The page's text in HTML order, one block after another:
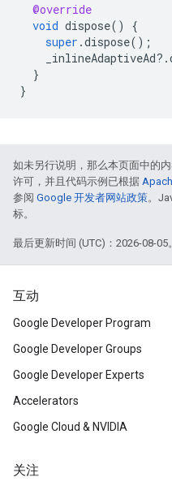
@override
void dispose()
{
super .dispose();
_inlineAdaptiveAd? .
}
}
如未另行说明，那么本页面中的
许可，并且代码示例已根据
参阅 Google 开发者网站政策。
标。
最后更新时间 (UTC)：2026-08-05。
互动
Google Developer Program
Google Developer Groups
Google Developer Experts
Accelerators
Google Cloud & NVIDIA
关注